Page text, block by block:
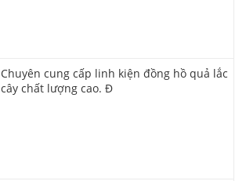
Chuyên cung cấp linh kiện đồng hồ quả lắc
cây chất lượng cao. Đ